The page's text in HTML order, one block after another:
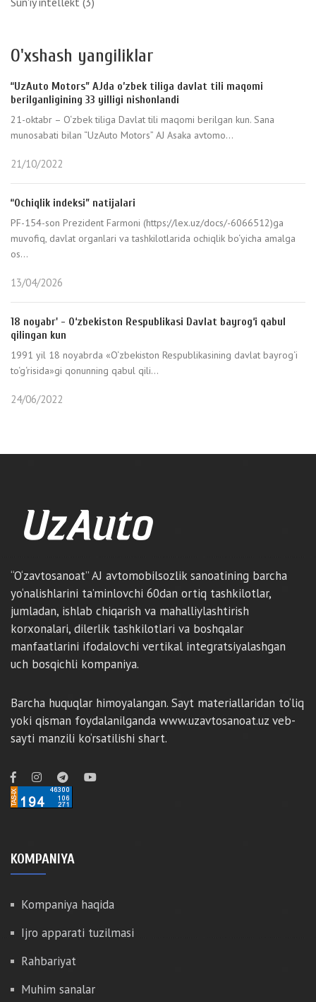
O'xshash yangiliklar
“UzAuto Motors” AJda o’zbek tiliga davlat tili maqomi
berilganligining 33 yilligi nishonlandi
21-oktabr – O‘zbek tiliga Davlat tili maqomi berilgan kun. Sana
munosabati bilan “UzAuto Motors” AJ Asaka avtomo...
21/10/2022
“Ochiqlik indeksi” natijalari
PF-154-son Prezident Farmoni (https://lex.uz/docs/-6066512)ga
muvofiq, davlat organlari va tashkilotlarida ochiqlik bo‘yicha amalga
os...
13/04/2026
18 noyabr' - O‘zbekiston Respublikasi Davlat bayrog‘i qabul
qilingan kun
1991 yil 18 noyabrda «O‘zbekiston Respublikasining davlat bayrog‘i
to‘g‘risida»gi qonunning qabul qili...
24/06/2022
“O‘zavtosanoat” AJ avtomobilsozlik sanoatining barcha
yo‘nalishlarini ta’minlovchi 60dan ortiq tashkilotlar,
jumladan, ishlab chiqarish va mahalliylashtirish
korxonalari, dilerlik tashkilotlari va boshqalar
manfaatlarini ifodalovchi vertikal integratsiyalashgan
uch bosqichli kompaniya.
Barcha huquqlar himoyalangan. Sayt materiallaridan to‘liq
yoki qisman foydalanilganda www.uzavtosanoat.uz veb-
sayti manzili ko‘rsatilishi shart.
KOMPANIYA
Kompaniya haqida
Ijro apparati tuzilmasi
Rahbariyat
Muhim sanalar